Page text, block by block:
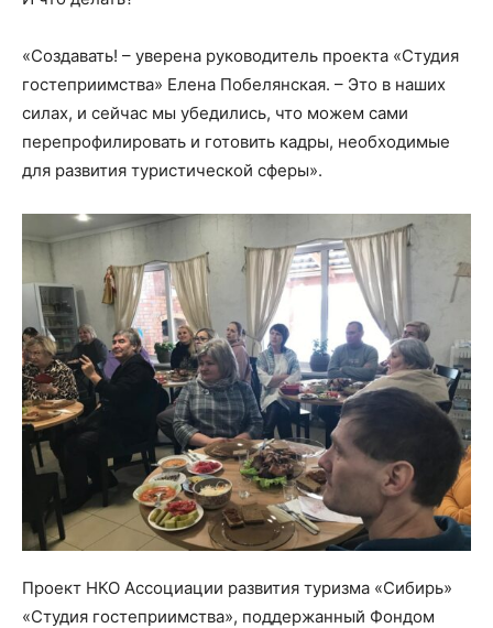
«Создавать! – уверена руководитель проекта «Студия
гостеприимства» Елена Побелянская. – Это в наших
силах, и сейчас мы убедились, что можем сами
перепрофилировать и готовить кадры, необходимые
для развития туристической сферы».
Проект НКО Ассоциации развития туризма «Сибирь»
«Студия гостеприимства», поддержанный Фондом